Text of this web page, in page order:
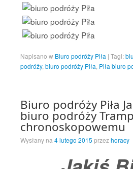
Napisano w Biuro podróży Piła | Tagi:
podróży, biuro podróży Piła Piła biuro
Biuro podróży Piła
biuro podróży
chronoskopowemu
Wysłany na 4 lutego 2015 przezhoracy